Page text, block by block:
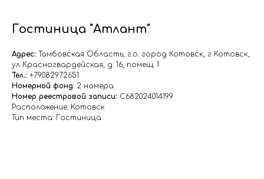
Гостиница "Атлант"
Адрес: Тамбовская Область, г.о. город Котовск, г Котовск,
ул Красногвардейская, д. 16, помещ. 1
Тел.: +79082972651
Номерной фонд: 2 номера
Номер реестровой записи: С682024014199
Расположение: Котовск
Тип места: Гостиница